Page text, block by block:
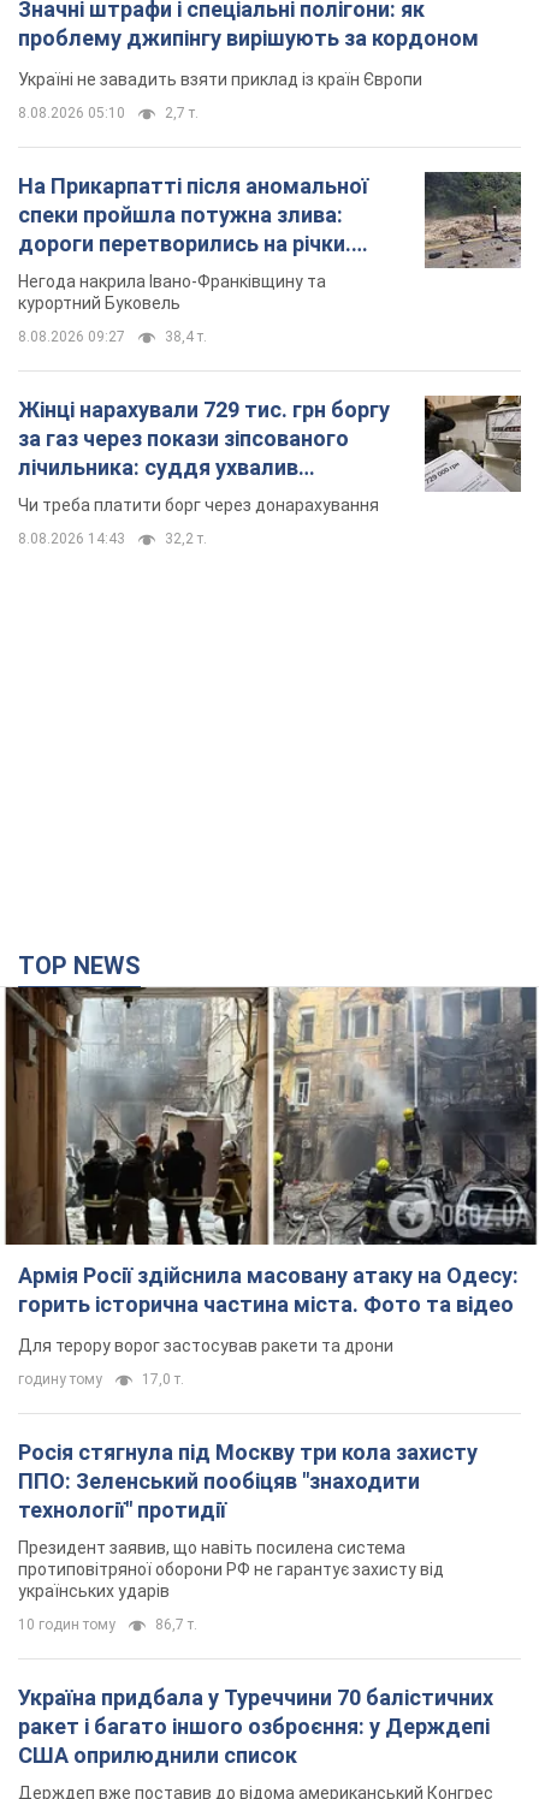
Значні штрафи і спеціальні полігони: як
проблему джипінгу вирішують за кордоном
Україні не завадить взяти приклад із країн Європи
8.08.2026 05:10 2,7 т.
На Прикарпатті після аномальної
спеки пройшла потужна злива:
дороги перетворились на річки.
Відео
Негода накрила Івано-Франківщину та
курортний Буковель
8.08.2026 09:27 38,4 т.
Жінці нарахували 729 тис. грн боргу
за газ через покази зіпсованого
лічильника: суддя ухвалив
неочікуване рішення
Чи треба платити борг через донарахування
8.08.2026 14:43 32,2 т.
TOP NEWS
Армія Росії здійснила масовану атаку на Одесу:
горить історична частина міста. Фото та відео
Для терору ворог застосував ракети та дрони
годину тому 17,0 т.
Росія стягнула під Москву три кола захисту
ППО: Зеленський пообіцяв "знаходити
технології" протидії
Президент заявив, що навіть посилена система
протиповітряної оборони РФ не гарантує захисту від
українських ударів
10 годин тому 86,7 т.
Україна придбала у Туреччини 70 балістичних
ракет і багато іншого озброєння: у Держдепі
США оприлюднили список
Держдеп вже поставив до відома американський Конгрес